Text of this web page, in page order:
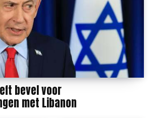
bevel voor
met Libanon